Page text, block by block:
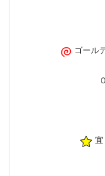
ゴール
宜